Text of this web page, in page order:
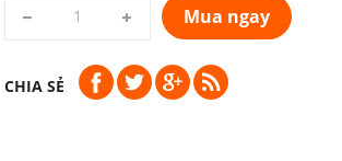
Mua ngay
CHIA SẺ